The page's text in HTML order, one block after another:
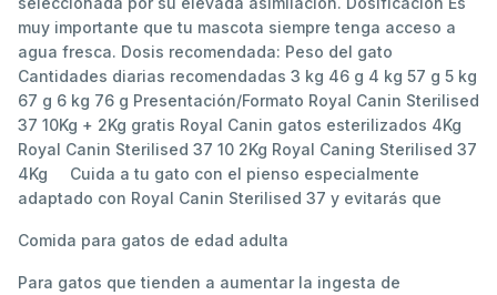
muy importante que tu mascota siempre tenga acceso a
agua fresca. Dosis recomendada: Peso del gato
Cantidades diarias recomendadas 3 kg 46 g 4 kg 57 g 5 kg
67 g 6 kg 76 g Presentación/Formato Royal Canin Sterilised
37 10Kg + 2Kg gratis Royal Canin gatos esterilizados 4Kg
Royal Canin Sterilised 37 10 2Kg Royal Caning Sterilised 37
4Kg Cuida a tu gato con el pienso especialmente
adaptado con Royal Canin Sterilised 37 y evitarás que
Comida para gatos de edad adulta
Para gatos que tienden a aumentar la ingesta de